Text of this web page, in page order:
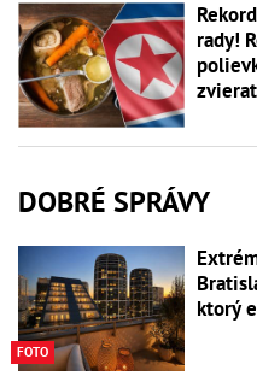
rady!
DOBRÉ SPRÁVY
FOTO
ktorý